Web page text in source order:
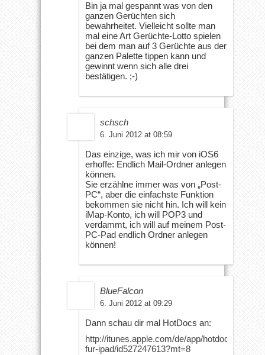
Bin ja mal gespannt was von den
ganzen Gerüchten sich
bewahrheitet. Vielleicht sollte man
mal eine Art Gerüchte-Lotto spielen
bei dem man auf 3 Gerüchte aus der
ganzen Palette tippen kann und
gewinnt wenn sich alle drei
bestätigen. ;-)
schsch
6. Juni 2012 at 08:59
Das einzige, was ich mir von iOS6
erhoffe: Endlich Mail-Ordner anlegen
können.
Sie erzählne immer was von „Post-
PC“, aber die einfachste Funktion
bekommen sie nicht hin. Ich will kein
iMap-Konto, ich will POP3 und
verdammt, ich will auf meinem Post-
PC-Pad endlich Ordner anlegen
können!
BlueFalcon
6. Juni 2012 at 09:29
Dann schau dir mal HotDocs an:
http://itunes.apple.com/de/app/hotdoc-
fur-ipad/id527247613?mt=8